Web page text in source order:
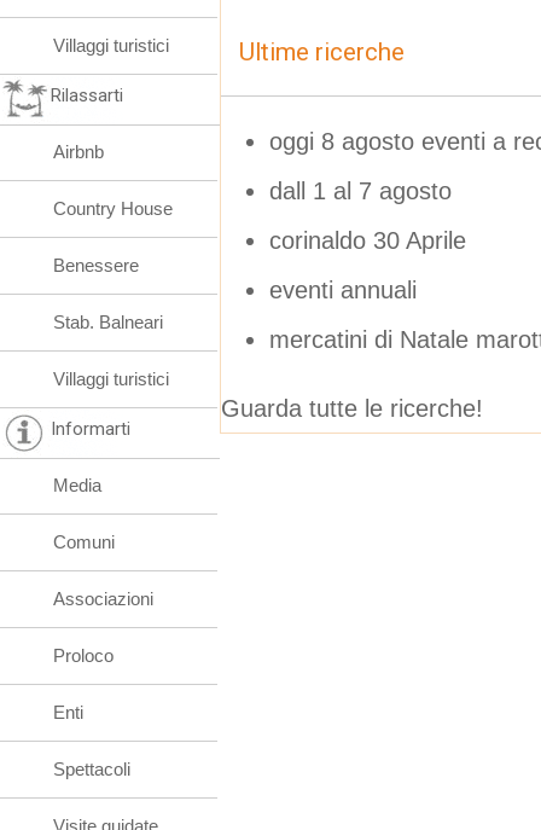
Ultime ricerche
oggi 8 agosto eventi a
dall 1 al 7 agosto
corinaldo 30 Aprile
eventi annuali
mercatini di Natale
Guarda tutte le ricerche!
Villaggi turistici
Rilassarti
Airbnb
Country House
Benessere
Stab. Balneari
Villaggi turistici
Informarti
Media
Comuni
Associazioni
Proloco
Enti
Spettacoli
Visite guidate